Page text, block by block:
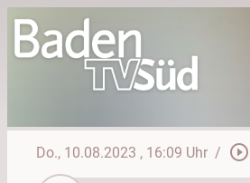
Do., 10.08.2023 , 16:09 Uhr / play_circle_outline